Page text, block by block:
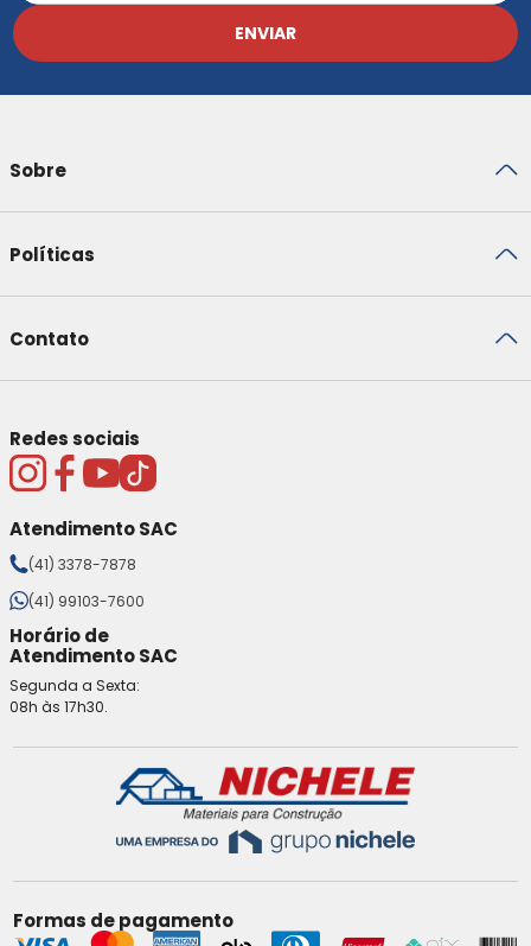
ENVIAR
Sobre
Políticas
Contato
Redes sociais
Atendimento SAC
(41) 3378-7878
(41) 99103-7600
Horário de
Atendimento SAC
Segunda a Sexta:
08h às 17h30.
Formas de pagamento